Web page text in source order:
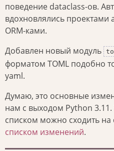
поведение dataclass-ов.
вдохновлялись
ORM-ками.
Добавлен новый модуль
форматом TOML подобно
yaml.
Думаю, это основные
нам с выходом Python
списком можно сходить
списком изменений.